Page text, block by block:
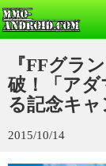
『FFグラ
破！「アダ
る記念キ
2015/10/14